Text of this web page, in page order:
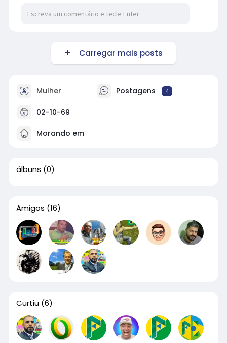
Carregar mais posts
Mulher Postagens 4
02-10-69
Morando em
álbuns (0)
Amigos (16)
Curtiu (6)